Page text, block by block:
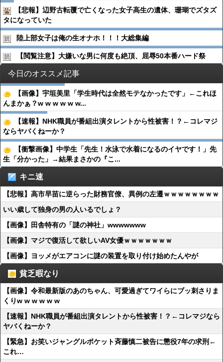
【悲報】辺野古転覆で亡くなった女子高生の遺体、珊瑚でズタズ
タになっていた
陸上部女子は俺の生オナホ！！！大総集編
【閲覧注意】大嫌いな男に何度も絶頂、屈辱50本番ハード祭
今日のオススメ記事
【画像】宇垣美里「学生時代は全然モテなかったです」←これほ
んまかぁ？w w w w w w...
【速報】NHK職員が番組出演タレントから性被害！？←コレマジ
ならヤバくねーか？
【衝撃画像】中学生「先生！水泳で水着になるのイヤです！」先
生「分かった」→結果まさかの『こ...
キニ速
【悲報】高市早苗に逆らった財務官僚、異例の左遷ｗｗｗｗｗｗｗｗ
いい歳して独身の男の人いるでしょ？
【画像】田舎特有の「謎の神社」wwwwwww
【画像】マジで復活して欲しいAV女優ｗｗｗｗｗｗｗ
【画像】ヨッメがエアコンに謎の装置を取り付け始めたんやが
貧乏暇なり
【画像】令和最新版のあのちゃん、可愛過ぎてワイらにブッ刺さりま
くりw w w w w w
【速報】NHK職員が番組出演タレントから性被害！？←コレマジなら
ヤバくねーか？
【緊急】お笑いジャングルポケット斉藤慎二被告に懲役7年の求刑←
これ…